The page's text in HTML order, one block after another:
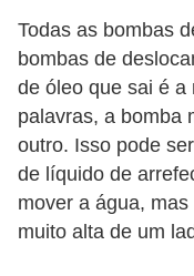
Todas as bombas
bombas de
de óleo que sai é a
palavras, a bomba
outro. Isso pode
de líquido de
mover a água,
muito alta de um
v
o
s
D
ú
v